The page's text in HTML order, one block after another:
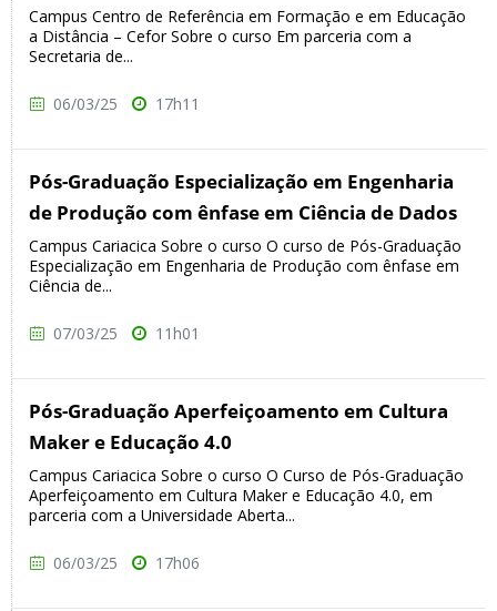
Campus Centro de Referência em Formação e em Educação
a Distância – Cefor Sobre o curso Em parceria com a
Secretaria de...
06/03/25 17h11
Pós-Graduação Especialização em Engenharia
de Produção com ênfase em Ciência de Dados
Campus Cariacica Sobre o curso O curso de Pós-Graduação
Especialização em Engenharia de Produção com ênfase em
Ciência de...
07/03/25 11h01
Pós-Graduação Aperfeiçoamento em Cultura
Maker e Educação 4.0
Campus Cariacica Sobre o curso O Curso de Pós-Graduação
Aperfeiçoamento em Cultura Maker e Educação 4.0, em
parceria com a Universidade Aberta...
06/03/25 17h06